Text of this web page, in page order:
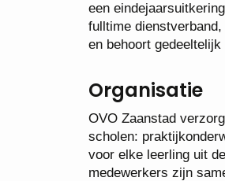
een
fulltime
en behoort
Organisatie
OVO Zaanstad
scholen:
voor elke leerling uit
medewerkers zijn